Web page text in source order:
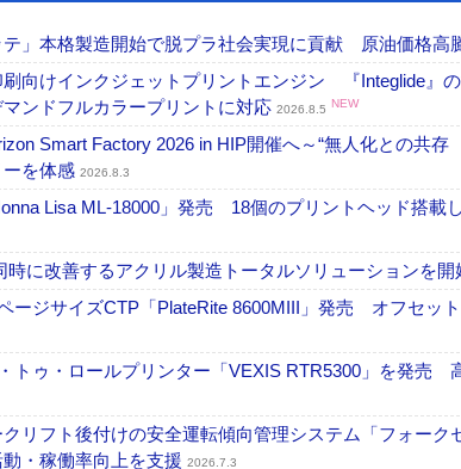
」本格製造開始で脱プラ社会実現に貢献 原油価格高
向けインクジェットプリントエンジン 『Integlide』
ンドフルカラープリントに対応 2026.8.5 NEW
Smart Factory 2026 in HIP開催へ～“無人化との共
を体感 2026.8.3
Lisa ML-18000」発売 18個のプリントヘッド搭載
に改善するアクリル製造トータルソリューションを開
ジサイズCTP「PlateRite 8600MIII」発売 オフセッ
ゥ・ロールプリンター「VEXIS RTR5300」を発売
リフト後付けの安全運転傾向管理システム「フォーク
・稼働率向上を支援 2026.7.3